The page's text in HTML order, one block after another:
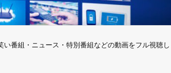
番組・ニュース・特別番組などの動画をフル視聴し